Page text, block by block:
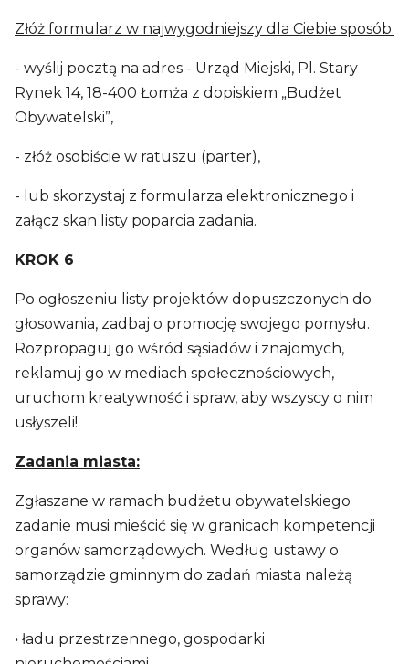
Złóż formularz w najwygodniejszy dla Ciebie sposób:
- wyślij pocztą na adres - Urząd Miejski, Pl. Stary
Rynek 14, 18-400 Łomża z dopiskiem „Budżet
Obywatelski”,
- złóż osobiście w ratuszu (parter),
- lub skorzystaj z formularza elektronicznego i
załącz skan listy poparcia zadania.
KROK 6
Po ogłoszeniu listy projektów dopuszczonych do
głosowania, zadbaj o promocję swojego pomysłu.
Rozpropaguj go wśród sąsiadów i znajomych,
reklamuj go w mediach społecznościowych,
uruchom kreatywność i spraw, aby wszyscy o nim
usłyszeli!
Zadania miasta:
Zgłaszane w ramach budżetu obywatelskiego
zadanie musi mieścić się w granicach kompetencji
organów samorządowych. Według ustawy o
samorządzie gminnym do zadań miasta należą
sprawy:
• ładu przestrzennego, gospodarki